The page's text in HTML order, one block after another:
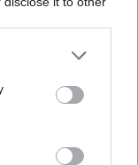
hakee paikkaa